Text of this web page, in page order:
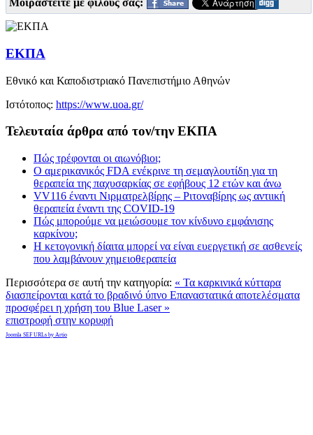
Μοιραστείτε με φίλους σας:
ΕΚΠΑ
Εθνικό και Καποδιστριακό Πανεπιστήμιο Αθηνών
Ιστότοπος: https://www.uoa.gr/
Τελευταία άρθρα από τον/την ΕΚΠΑ
Πώς τρέφονται οι αιωνόβιοι;
Ο αμερικανικός FDA ενέκρινε τη σεμαγλουτίδη για τη
θεραπεία της παχυσαρκίας σε εφήβους 12 ετών και άνω
VV116 έναντι Νιρματρελβίρης – Ριτοναβίρης ως αντιική
θεραπεία έναντι της COVID-19
Πώς μπορούμε να μειώσουμε τον κίνδυνο εμφάνισης
καρκίνου;
Η κετογονική δίαιτα μπορεί να είναι ευεργετική σε ασθενείς
που λαμβάνουν χημειοθεραπεία
Περισσότερα σε αυτή την κατηγορία: « Τα καρκινικά κύτταρα
διασπείρονται κατά το βραδινό ύπνο Επαναστατικά αποτελέσματα
προσφέρει η χρήση του Blue Laser »
επιστροφή στην κορυφή
Joomla SEF URLs by Artio